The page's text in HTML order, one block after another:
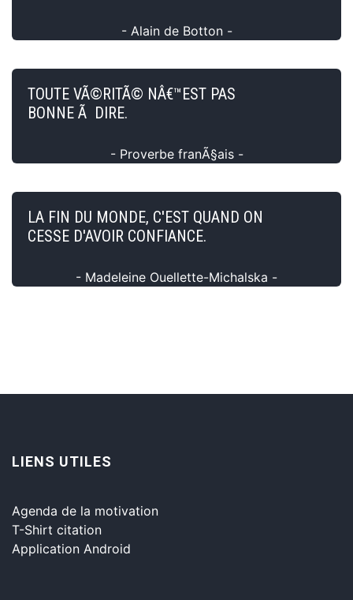
- Alain de Botton -
TOUTE VÃ©RITÃ© NÂ€™EST PAS
BONNE Ã DIRE.
- Proverbe franÃ§ais -
LA FIN DU MONDE, C'EST QUAND ON
CESSE D'AVOIR CONFIANCE.
- Madeleine Ouellette-Michalska -
LIENS UTILES
Agenda de la motivation
T-Shirt citation
Application Android